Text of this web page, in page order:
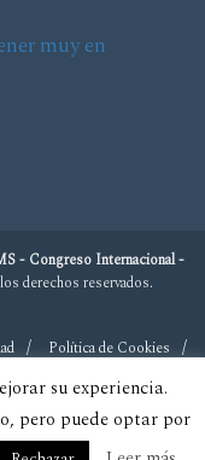
muy en
- Congreso Internacional -
derechos reservados.
Política de Cookies
su experiencia.
pero puede optar por